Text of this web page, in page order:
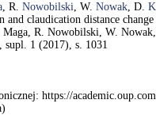
, R. Nowobilski, W. Nowak, D.
claudication distance
Maga, R. Nowobilski, W.
supl. 1 (2017), s. 1031
https://